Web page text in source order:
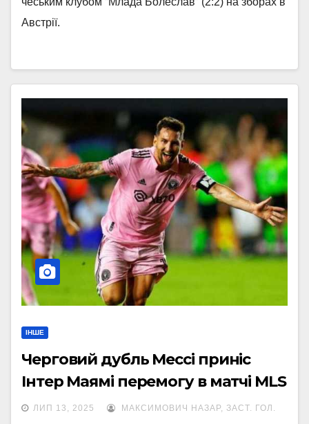
Австрії.
ІНШЕ
Черговий дубль Мессі приніс
Інтер Маямі перемогу в матчі MLS
ЛИП 13, 2025 МАКСИМОВИЧ НАЗАР, ЗАСТ. ГОЛ.